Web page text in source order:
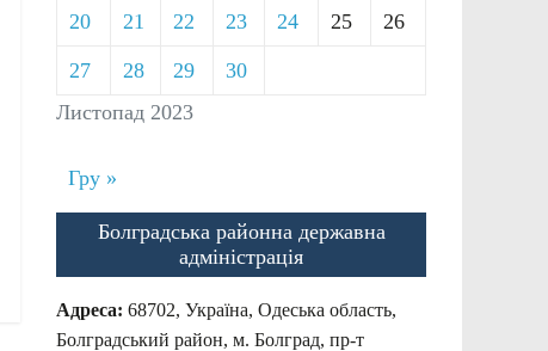
Листопад 2023
20 21 22 23 24 25 26
27 28 29 30
Гру »
Болградська районна державна
адміністрація
Адреса: 68702, Україна, Одеська область,
Болградський район, м. Болград, пр-т